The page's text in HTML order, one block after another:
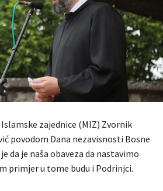
zajednice (MIZ) Zvornik
povodom Dana nezavisnosti Bosne
da je naša obaveza da nastavimo
primjer u tome budu i Podrinjci.